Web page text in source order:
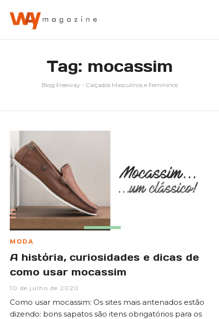
Tag: mocassim
Blog Freeway - Calçados Masculinos e Femininos
MODA
A história, curiosidades e dicas de
como usar mocassim
10 de julho de 2020
Como usar mocassim: Os sites mais antenados estão
dizendo: bons sapatos são itens obrigatórios para os